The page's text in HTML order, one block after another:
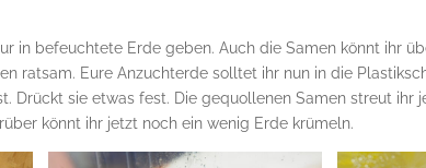
in befeuchtete Erde geben. Auch die Samen könnt ihr
ratsam. Eure Anzuchterde solltet ihr nun in die
Drückt sie etwas fest. Die gequollenen Samen streut ihr
könnt ihr jetzt noch ein wenig Erde krümeln.